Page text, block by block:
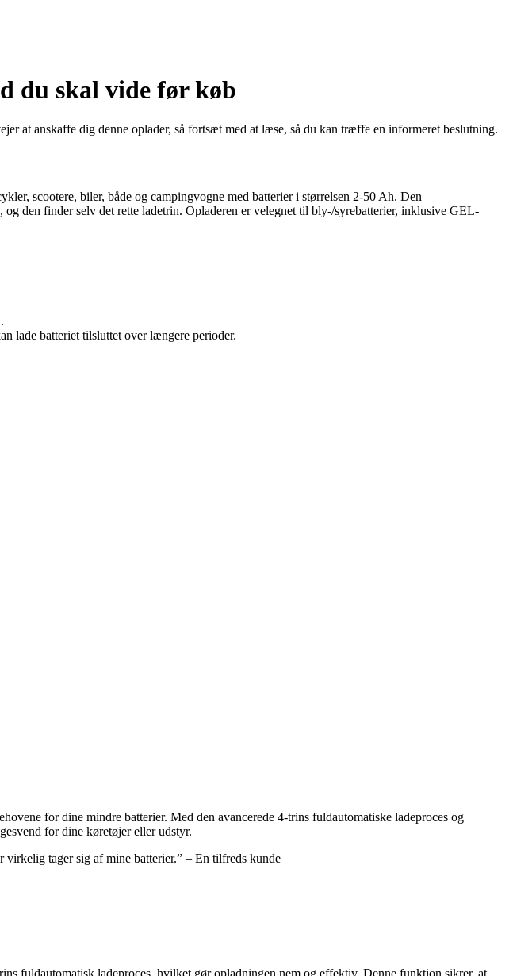
du skal vide før køb
at anskaffe dig denne oplader, så fortsæt med at læse, så du kan træffe en informeret beslutning.
scootere, biler, både og campingvogne med batterier i størrelsen 2-50 Ah. Den
den finder selv det rette ladetrin. Opladeren er velegnet til bly-/syrebatterier, inklusive GEL-
lade batteriet tilsluttet over længere perioder.
for dine mindre batterier. Med den avancerede 4-trins fuldautomatiske ladeproces og
for dine køretøjer eller udstyr.
tager sig af mine batterier.” – En tilfreds kunde
fuldautomatisk ladeproces, hvilket gør opladningen nem og effektiv. Denne funktion sikrer, at